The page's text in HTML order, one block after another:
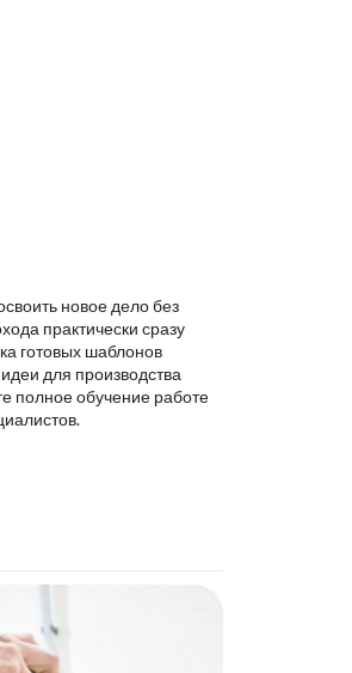
новое дело без
практически сразу
готовых шаблонов
для производства
полное обучение работе